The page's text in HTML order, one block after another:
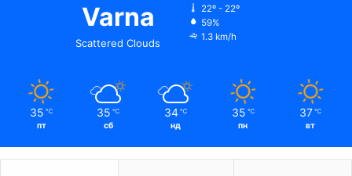
Varna
Scattered Clouds
22º - 22º
59%
1.3 km/h
35 ℃
пт
35 ℃
сб
34 ℃
нд
35 ℃
пн
37 ℃
вт